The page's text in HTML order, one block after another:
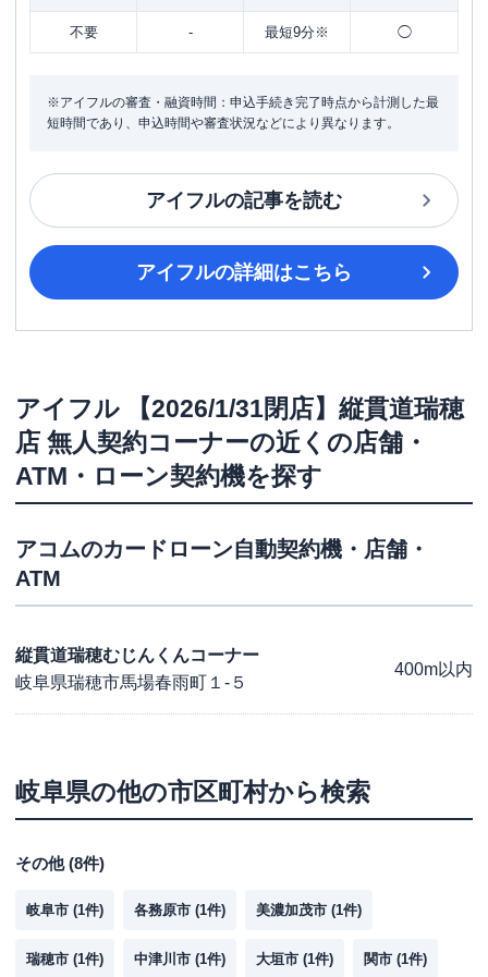
不要 - 最短9分※ ◯
※アイフルの審査・融資時間：申込手続き完了時点から計測した最
短時間であり、申込時間や審査状況などにより異なります。
アイフルの記事を読む
アイフルの詳細はこちら
アイフル
【2026/1/31閉店】縦貫道瑞穂
店 無人契約コーナーの近くの店舗・
ATM・ローン契約機を探す
アコムのカードローン自動契約機・店舗・
ATM
縦貫道瑞穂むじんくんコーナー
岐阜県瑞穂市馬場春雨町１-５
400m以内
岐阜県の他の市区町村から検索
その他(8件)
岐阜市 (1件) 各務原市 (1件) 美濃加茂市 (1件)
瑞穂市 (1件) 中津川市 (1件) 大垣市 (1件) 関市 (1件)